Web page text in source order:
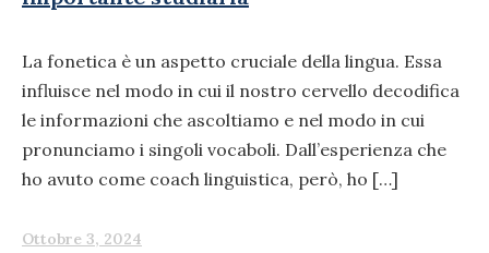
La fonetica è un aspetto cruciale della lingua. Essa
influisce nel modo in cui il nostro cervello decodifica
le informazioni che ascoltiamo e nel modo in cui
pronunciamo i singoli vocaboli. Dall’esperienza che
ho avuto come coach linguistica, però, ho […]
Ottobre 3, 2024